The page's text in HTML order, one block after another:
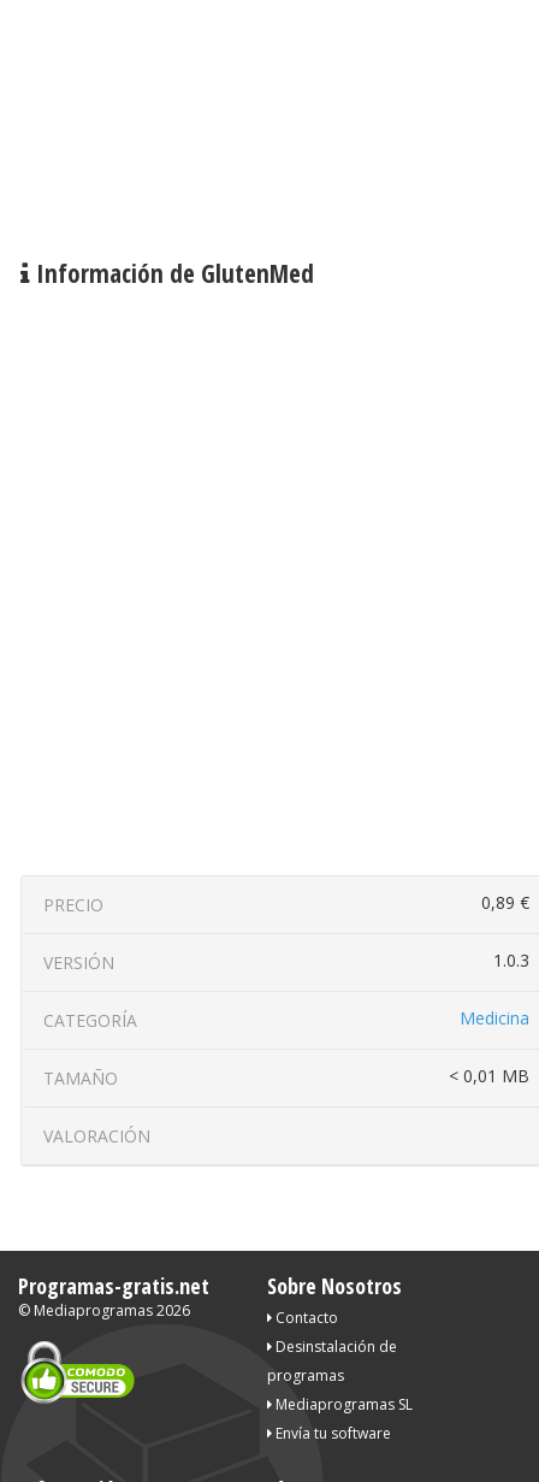
Información de GlutenMed
PRECIO 0,89 €
VERSIÓN 1.0.3
CATEGORÍA Medicina
TAMAÑO < 0,01 MB
VALORACIÓN
Programas-gratis.net
© Mediaprogramas2026
Sobre Nosotros
Contacto
Desinstalación de
programas
Mediaprogramas SL
Envía tu software